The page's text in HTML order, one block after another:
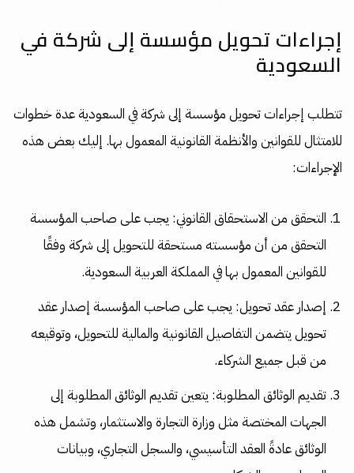
إجراءات تحويل مؤسسة إلى شركة في
السعودية
تتطلب إجراءات تحويل مؤسسة إلى شركة في السعودية عدة خطوات
للامتثال للقوانين والأنظمة القانونية المعمول بها. إليك بعض هذه
الإجراءات:
التحقق من الاستحقاق القانوني: يجب على صاحب المؤسسة
التحقق من أن مؤسسته مستحقة للتحويل إلى شركة وفقًا
للقوانين المعمول بها في المملكة العربية السعودية.
إصدار عقد تحويل: يجب على صاحب المؤسسة إصدار عقد
تحويل يتضمن التفاصيل القانونية والمالية للتحويل، وتوقيعه
من قبل جميع الشركاء.
تقديم الوثائق المطلوبة: يتعين تقديم الوثائق المطلوبة إلى
الجهات المختصة مثل وزارة التجارة والاستثمار، وتشمل هذه
الوثائق عادةً العقد التأسيسي، والسجل التجاري، وبيانات